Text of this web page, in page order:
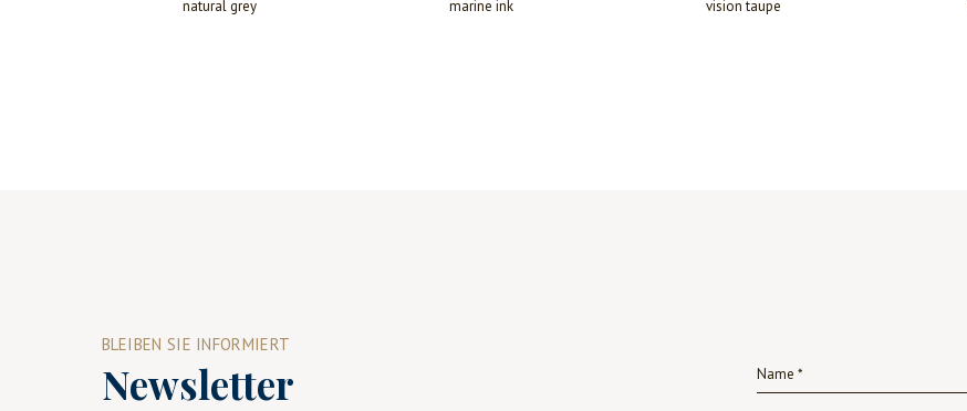
natural grey marine ink vision taupe
BLEIBEN SIE INFORMIERT
Newsletter